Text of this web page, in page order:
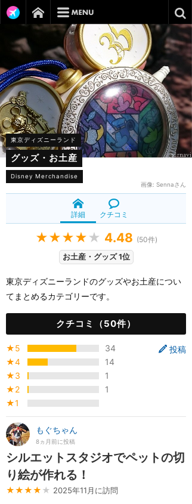
東京ディズニーランド
グッズ・お土産
Disney Merchandise
画像: Sennaさん
詳細 クチコミ
★★★★ ★ 4.48 (50件)
お土産・グッズ 1位
東京ディズニーランドのグッズやお土産につい
てまとめるカテゴリーです。
クチコミ（50件）
投稿
★5
34
★4
14
★3
1
★2
1
★1
もぐちゃん
8ヵ月前に投稿
シルエットスタジオでペットの切
り絵が作れる！
★★★★ ★ 2025年11月に訪問